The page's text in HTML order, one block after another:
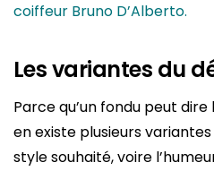
coiffeur Bruno D’Alberto.
Les variantes du
Parce qu’un fondu peut
en existe plusieurs
style souhaité, voire